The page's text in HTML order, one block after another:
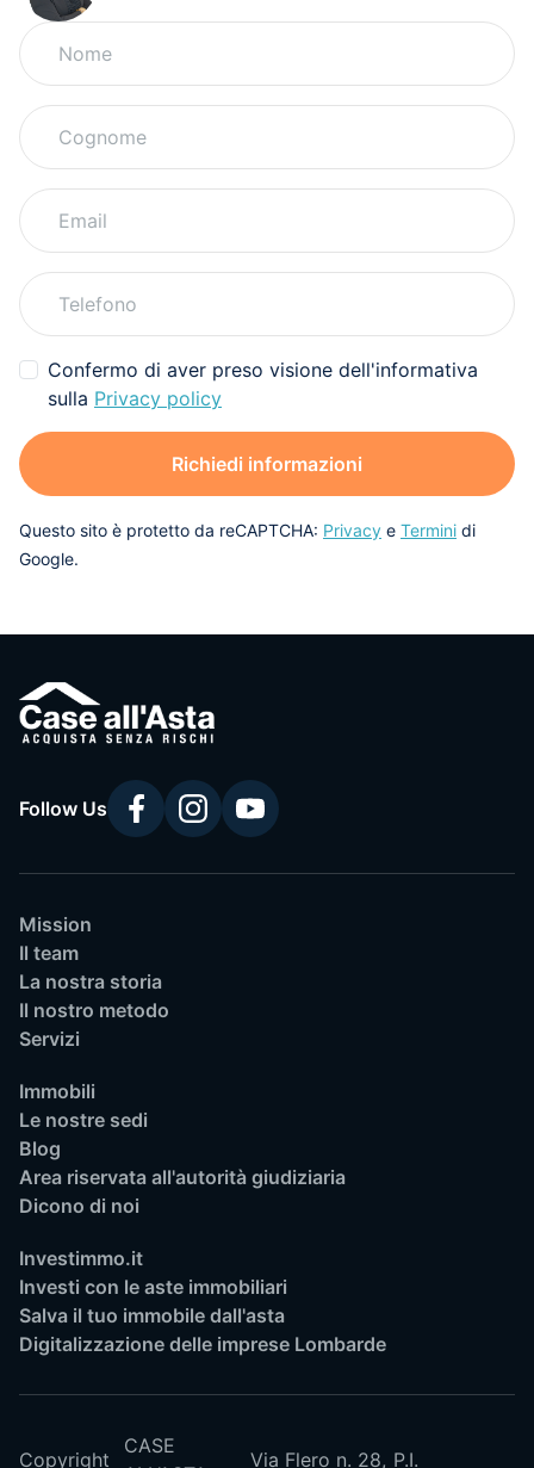
Confermo di aver preso visione dell'informativa
sulla Privacy policy
Richiedi informazioni
Questo sito è protetto da reCAPTCHA: Privacy e Termini di
Google.
Follow Us
Mission
Il team
La nostra storia
Il nostro metodo
Servizi
Immobili
Le nostre sedi
Blog
Area riservata all'autorità giudiziaria
Dicono di noi
Investimmo.it
Investi con le aste immobiliari
Salva il tuo immobile dall'asta
Digitalizzazione delle imprese Lombarde
Copyright
CASE
Via Flero n. 28, P.I.